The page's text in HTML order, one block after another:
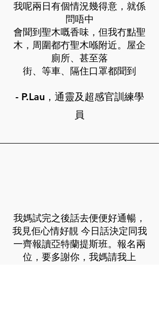
我呢兩日有個情況幾得意，就係
問唔中
會聞到聖木嘅香味，但我冇點聖
木，周圍都冇聖木喺附近。屋企
廁所、甚至落
街、等車、隔住口罩都聞到
- P.Lau，通靈及超感官訓練學
員
我媽試完之後話去便便好通暢，
我見佢心情好靚 今日話決定同我
一齊報讀亞特蘭提斯班。報名兩
位，要多謝你，我媽請我上